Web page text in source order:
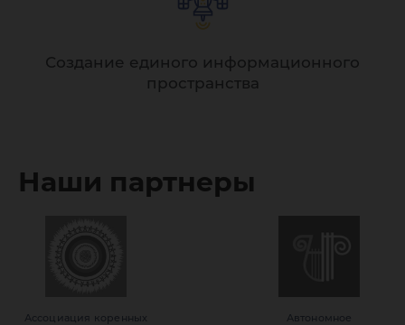
Создание единого информационного
пространства
Наши партнеры
Ассоциация коренных
Автономное